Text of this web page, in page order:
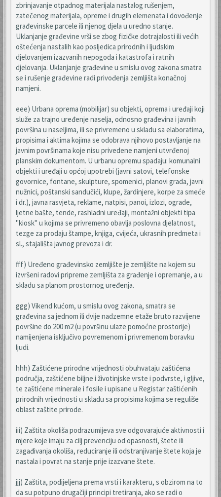
zbrinjavanje otpadnog materijala nastalog rušenjem,
zatečenog materijala, opreme i drugih elemenata i dovođenje
građevinske parcele ili njenog djela u uredno stanje.
Uklanjanje građevine vrši se zbog fizičke dotrajalosti ili većih
oštećenja nastalih kao posljedica prirodnih i ljudskim
djelovanjem izazvanih nepogoda i katastrofa i ratnih
djelovanja. Uklanjanje građevine u smislu ovog zakona smatra
se i rušenje građevine radi privođenja zemljišta konačnoj
namjeni.
eee) Urbana oprema (mobilijar) su objekti, oprema i uređaji koji
služe za trajno uređenje naselja, odnosno građevina i javnih
površina u naseljima, ili se privremeno u skladu sa elaboratima,
propisima i aktima kojima se odobrava njihovo postavljanje na
javnim površinama koje nisu privedene namjeni utvrđenoj
planskim dokumentom. U urbanu opremu spadaju: komunalni
objekti i uređaji u općoj upotrebi (javni satovi, telefonske
govornice, fontane, skulpture, spomenici, planovi grada, javni
nužnici, poštanski sandučići, klupe, žardinjere, korpe za smeće
i dr.), javna rasvjeta, reklame, natpisi, panoi, izlozi, ograde,
ljetne bašte, tende, rashladni uređaji, montažni objekti tipa
"kiosk" u kojima se privremeno obavlja poslovna djelatnost,
tezge za prodaju štampe, knjiga, cvijeća, ukrasnih predmeta i
sl., stajališta javnog prevoza i dr.
fff) Uređeno građevinsko zemljište je zemljište na kojem su
izvršeni radovi pripreme zemljišta za građenje i opremanje, a u
skladu sa planom prostornog uređenja.
ggg) Vikend kućom, u smislu ovog zakona, smatra se
građevina sa jednom ili dvije nadzemne etaže bruto razvijene
površine do 200 m2 (u površinu ulaze pomoćne prostorije)
namijenjena isključivo povremenom i privremenom boravku
ljudi.
hhh) Zaštićene prirodne vrijednosti obuhvataju zaštićena
područja, zaštićene biljne i životinjske vrste i podvrste, i gljive,
te zaštićene minerale i fosile i upisane u Registar zaštićenih
prirodnih vrijednosti u skladu sa propisima kojima se reguliše
oblast zaštite prirode.
iii) Zaštita okoliša podrazumijeva sve odgovarajuće aktivnosti i
mjere koje imaju za cilj prevenciju od opasnosti, štete ili
zagađivanja okoliša, reduciranje ili odstranjivanje štete koja je
nastala i povrat na stanje prije izazvane štete.
jjj) Zaštita, podijeljena prema vrsti i karakteru, s obzirom na to
da su potpuno drugačiji principi tretiranja, ako se radi o